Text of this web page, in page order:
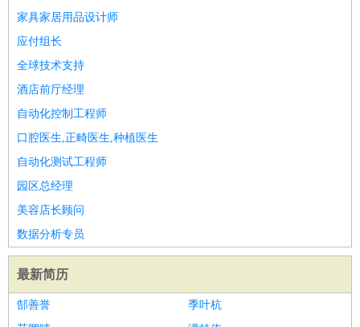
家具家居用品设计师
应付组长
全球技术支持
酒店前厅经理
自动化控制工程师
口腔医生,正畸医生,种植医生
自动化测试工程师
园区总经理
美容店长顾问
数据分析专员
最新简历
郜善誉
季叶杭